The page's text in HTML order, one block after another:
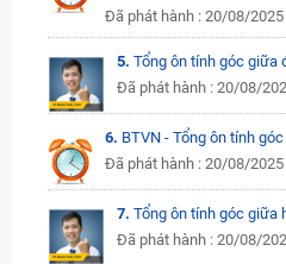
Đã phát hành : 20/08/2025
5. Tổng ôn tính góc giữa
Đã phát hành : 20/08/
6. BTVN - Tổng ôn tính
Đã phát hành : 20/08/2025
7. Tổng ôn tính góc giữa
Đã phát hành : 20/08/